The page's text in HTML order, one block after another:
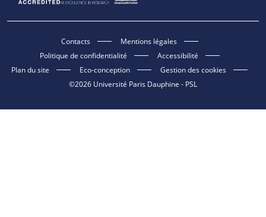
Contacts
Mentions légales
Politique de confidentialité
Accessibilité
Plan du site
Eco-conception
Gestion des cookies
©2026 Université Paris Dauphine - PSL